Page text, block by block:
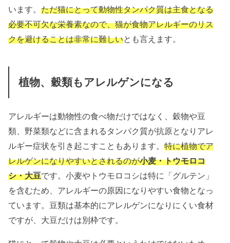
います。ただ猫にとって動物性タンパク質は主食となる
必要不可欠な栄養素なので、猫が食物アレルギーのリス
クを避けることは非常に難しいとも言えます。
植物、穀類もアレルゲンになる
アレルギーは動物性の食べ物だけではなく、穀物や豆
類、野菜類などに含まれるタンパク質が抗原となりアレ
ルギー症状を引き起こすこともあります。特に植物でア
レルゲンになりやすいとされるのが小麦・トウモロコ
シ・大豆です。小麦やトウモロコシは特に「グルテン」
を含むため、アレルギーの原因になりやすい食物となっ
ています。豆類は基本的にアレルゲンになりにくい食材
ですが、大豆だけは別枠です。